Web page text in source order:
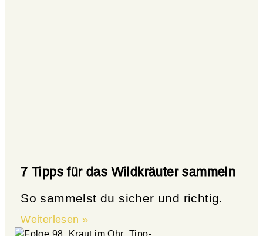
7 Tipps für das Wildkräuter sammeln
So sammelst du sicher und richtig.
Weiterlesen »